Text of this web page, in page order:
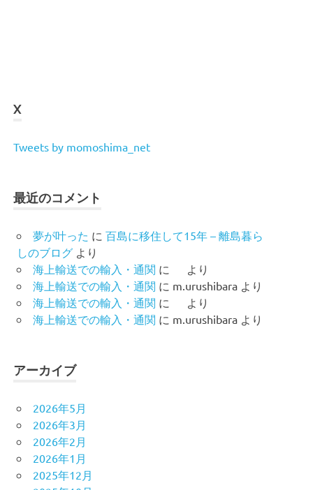
X
Tweets by momoshima_net
最近のコメント
夢が叶った に 百島に移住して15年 – 離島暮ら
しのブログ より
海上輸送での輸入・通関 に
より
海上輸送での輸入・通関 に m.urushibara より
海上輸送での輸入・通関 に
より
海上輸送での輸入・通関 に m.urushibara より
アーカイブ
2026年5月
2026年3月
2026年2月
2026年1月
2025年12月